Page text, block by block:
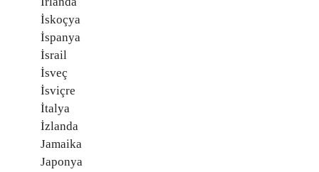
İskoçya
İspanya
İsrail
İsveç
İsviçre
İtalya
İzlanda
Jamaika
Japonya